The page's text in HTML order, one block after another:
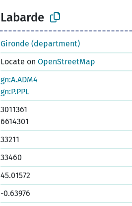
Labarde
Gironde (department)
Locate on OpenStreetMap
gn:A.ADM4
gn:P.PPL
3011361
6614301
33211
33460
45.01572
-0.63976